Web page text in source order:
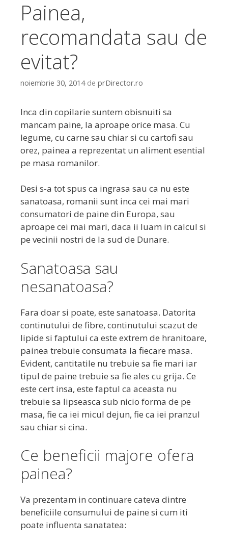
Painea,
recomandata sau de
evitat?
noiembrie 30, 2014 de prDirector.ro
Inca din copilarie suntem obisnuiti sa
mancam paine, la aproape orice masa. Cu
legume, cu carne sau chiar si cu cartofi sau
orez, painea a reprezentat un aliment esential
pe masa romanilor.
Desi s-a tot spus ca ingrasa sau ca nu este
sanatoasa, romanii sunt inca cei mai mari
consumatori de paine din Europa, sau
aproape cei mai mari, daca ii luam in calcul si
pe vecinii nostri de la sud de Dunare.
Sanatoasa sau
nesanatoasa?
Fara doar si poate, este sanatoasa. Datorita
continutului de fibre, continutului scazut de
lipide si faptului ca este extrem de hranitoare,
painea trebuie consumata la fiecare masa.
Evident, cantitatile nu trebuie sa fie mari iar
tipul de paine trebuie sa fie ales cu grija. Ce
este cert insa, este faptul ca aceasta nu
trebuie sa lipseasca sub nicio forma de pe
masa, fie ca iei micul dejun, fie ca iei pranzul
sau chiar si cina.
Ce beneficii majore ofera
painea?
Va prezentam in continuare cateva dintre
beneficiile consumului de paine si cum iti
poate influenta sanatatea: